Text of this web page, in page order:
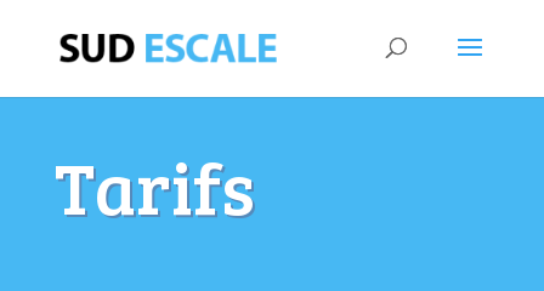
Tarifs